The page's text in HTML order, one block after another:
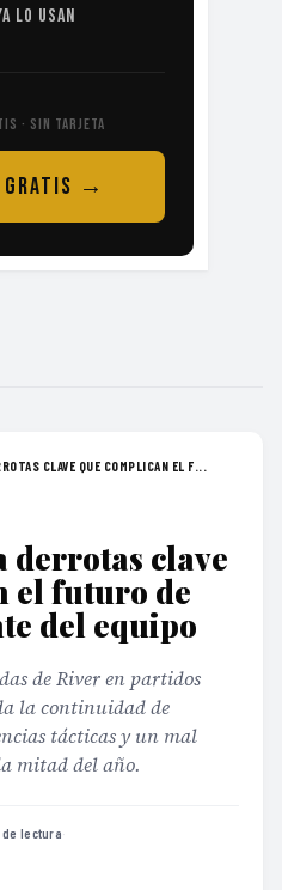
LO USAN
· SIN TARJETA
GRATIS →
CLAVE QUE COMPLICAN EL F...
derrotas clave
el futuro de
del equipo
de River en partidos
la continuidad de
tácticas y un mal
mitad del año.
de lectura·